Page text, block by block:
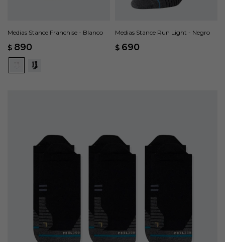
Medias Stance Franchise - Blanco
$ 890
Medias Stance Run Light - Negro
$ 690